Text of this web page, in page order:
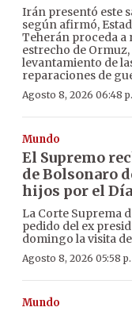
Irán presentó este
según afirmó,
Teherán proceda
estrecho de
levantamiento de
reparaciones de
Agosto 8, 2026 06:48
Mundo
El Supremo
de Bolsonaro
hijos por el
La Corte Suprema
pedido del ex
domingo la visita
Agosto 8, 2026 05:58
Mundo